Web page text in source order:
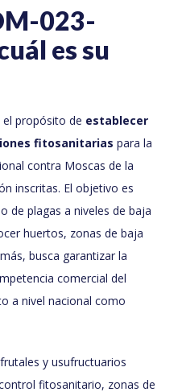
023-
es su
propósito de establecer
fitosanitarias para la
contra Moscas de la
inscritas. El objetivo es
de plagas a niveles de baja
huertos, zonas de baja
busca garantizar la
comercial del
a nivel nacional como
y usufructuarios
fitosanitario, zonas de